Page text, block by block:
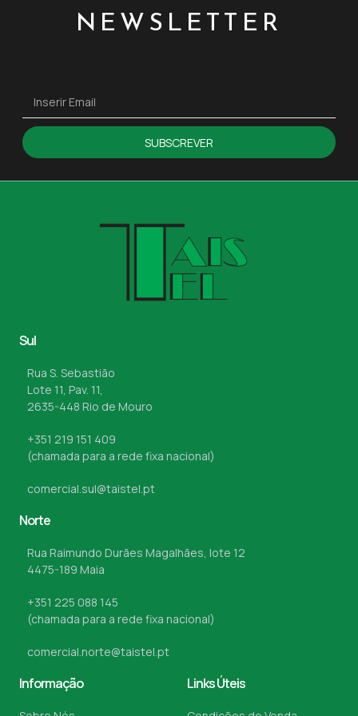
NEWSLETTER
SUBSCREVER
Sul
Rua S. Sebastião
Lote 11, Pav. 11,
2635-448 Rio de Mouro
+351 219 151 409
(chamada para a rede fixa nacional)
comercial.sul@taistel.pt
Norte
Rua Raimundo Durães Magalhães, lote 12
4475-189 Maia
+351 225 088 145
(chamada para a rede fixa nacional)
comercial.norte@taistel.pt
Informação Links Úteis